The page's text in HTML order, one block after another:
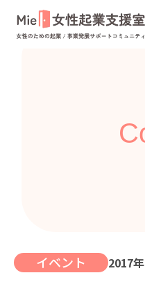
イベント 2017